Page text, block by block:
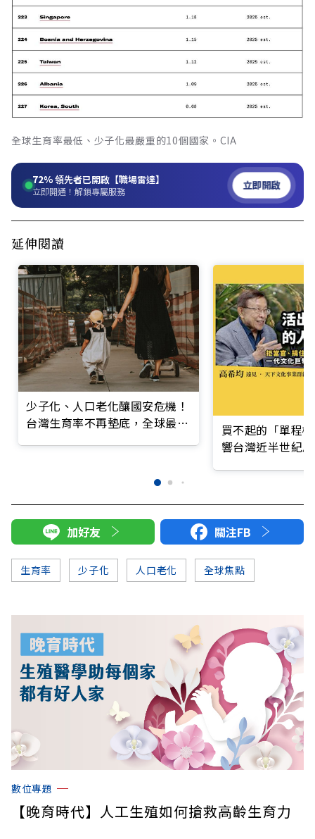
全球生育率最低、少子化最嚴重的10個國家。CIA
72%領先者已開啟【職場雷達】
立即開通！解鎖專屬服務 立即開啟
延伸閱讀
少子化、人口老化釀國安危機！
台灣生育率不再墊底，全球最低
買不起的「單程
響台灣近半世紀
加好友 關注FB
生育率 少子化 人口老化 全球焦點
數位專題
【晚育時代】人工生殖如何搶救高齡生育力